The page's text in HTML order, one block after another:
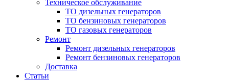
Техническое обслуживание
ТО дизельных генераторов
ТО бензиновых генераторов
ТО газовых генераторов
Ремонт
Ремонт дизельных генераторов
Ремонт бензиновых генераторов
Доставка
Статьи